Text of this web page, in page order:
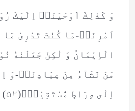
وَ كَذٰلِكَ اَوْحَیْنَاۤ اِلَیْكَ
اَمْرِنَاؕ-مَا كُنْتَ تَدْرِیْ مَا
الْاِیْمَانُ وَ لٰكِنْ جَعَلْنٰهُ
مَنْ نَّشَآءُ مِنْ عِبَادِنَاؕ-وَ
اِلٰى صِرَاطٍ مُّسْتَقِیْمٍۙ(۵۲)